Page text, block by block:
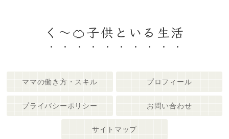
く～🍊子供といる生活
ママの働き方・スキル プロフィール
プライバシーポリシー お問い合わせ
サイトマップ